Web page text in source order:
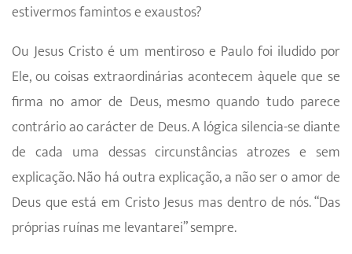
estivermos famin­tos e exaustos?
Ou Jesus Cristo é um mentiroso e Paulo foi iludido por
Ele, ou coisas extraordinárias acontecem àquele que se
firma no amor de Deus, mesmo quando tudo parece
contrário ao carácter de Deus. A lógica silencia-se diante
de cada uma dessas circunstâncias atrozes e sem
explicação. Não há outra explicação, a não ser o amor de
Deus que está em Cristo Jesus mas dentro de nós. “Das
próprias ruínas me levantarei” sempre.